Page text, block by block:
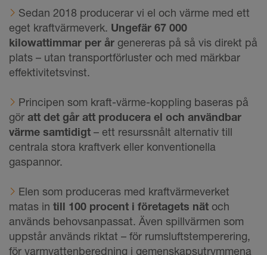
Sedan 2018 producerar vi el och värme med ett
eget kraftvärmeverk. Ungefär 67 000
kilowattimmar per år genereras på så vis direkt på
plats – utan transportförluster och med märkbar
effektivitetsvinst.
Principen som kraft-värme-koppling baseras på
gör att det går att producera el och användbar
värme samtidigt – ett resurssnålt alternativ till
centrala stora kraftverk eller konventionella
gaspannor.
Elen som produceras med kraftvärmeverket
matas in till 100 procent i företagets nät och
används behovsanpassat. Även spillvärmen som
uppstår används riktat – för rumsluftstemperering,
för varmvattenberedning i gemenskapsutrymmena